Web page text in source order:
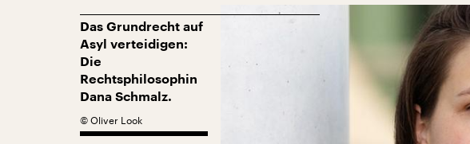
Das Grundrecht auf
Asyl verteidigen:
Die
Rechtsphilosophin
Dana Schmalz.
© Oliver Look